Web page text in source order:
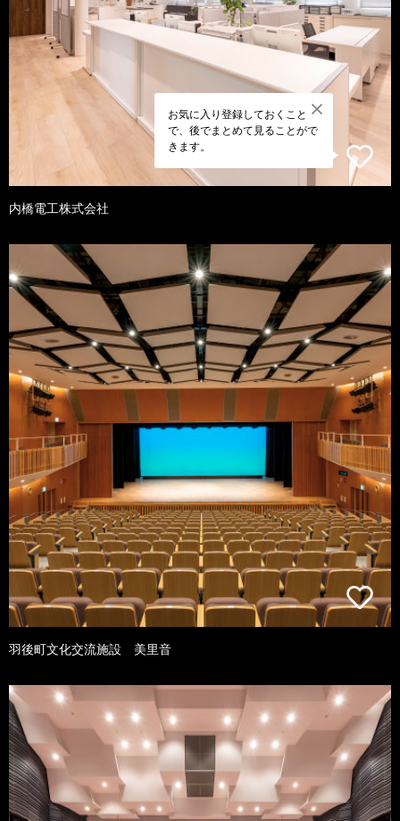
お気に入り登録しておくこと
で、後でまとめて見ることがで
きます。
内橋電工株式会社
羽後町文化交流施設 美里音